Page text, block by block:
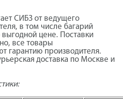
СИБЗ от ведущего
в том числе багарий
цене. Поставки
все товары
гарантию производителя.
доставка по Москве и